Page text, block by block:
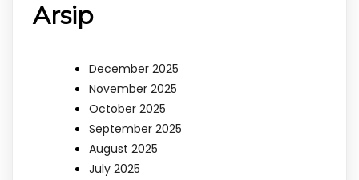
Arsip
December 2025
November 2025
October 2025
September 2025
August 2025
July 2025